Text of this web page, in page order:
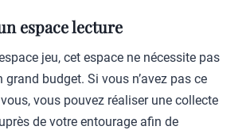
espace lecture
jeu, cet espace ne nécessite pas
grand budget. Si vous n’avez pas ce
vous pouvez réaliser une collecte
de votre entourage afin de